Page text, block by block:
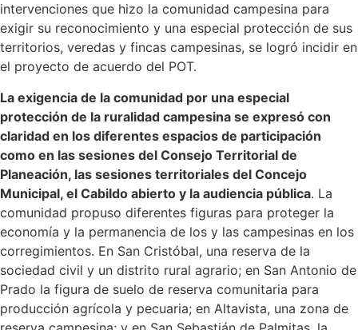
intervenciones que hizo la comunidad campesina para
exigir su reconocimiento y una especial protección de sus
territorios, veredas y fincas campesinas, se logró incidir en
el proyecto de acuerdo del POT.
La exigencia de la comunidad por una especial
protección de la ruralidad campesina se expresó con
claridad en los diferentes espacios de participación
como en las sesiones del Consejo Territorial de
Planeación, las sesiones territoriales del Concejo
Municipal, el Cabildo abierto y la audiencia pública. La
comunidad propuso diferentes figuras para proteger la
economía y la permanencia de los y las campesinas en los
corregimientos. En San Cristóbal, una reserva de la
sociedad civil y un distrito rural agrario; en San Antonio de
Prado la figura de suelo de reserva comunitaria para
producción agrícola y pecuaria; en Altavista, una zona de